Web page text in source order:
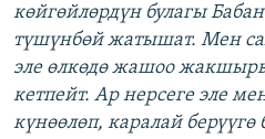
көйгөйлөрдүн булагы
түшүнбөй жатышат. Мен
эле өлкөдө жашоо
кетпейт. Ар нерсеге эле
күнөөлөп, каралай берүүгө